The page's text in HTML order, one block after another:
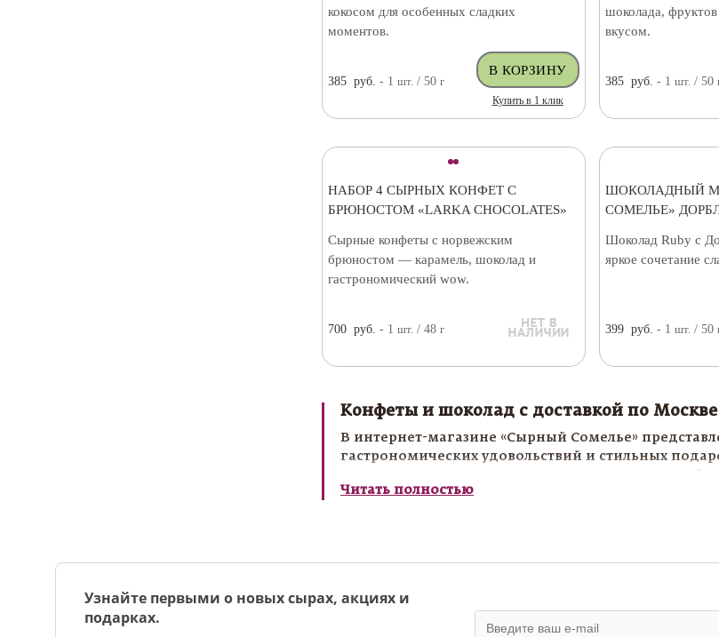
кокосом для особенных сладких
моментов.
385 руб. - 1 шт./ 50 г
Купить в 1 клик
шоколада,
вкусом.
385 руб. - 1 шт./ 50
НАБОР 4 СЫРНЫХ КОНФЕТ С
БРЮНОСТОМ «LARKA CHOCOLATES»
Сырные конфеты с норвежским
брюностом — карамель, шоколад и
гастрономический wow.
700 руб. - 1 шт./ 48 г
ШОКОЛАДНЫЙ
СОМЕЛЬЕ»
Шоколад Ruby с
яркое сочетание
399 руб. - 1 шт./ 50
Конфеты и шоколад с доставкой по Москве
В интернет-магазине «Сырный Сомелье»
гастрономических удовольствий и стильных
изысканные сладости, которые прекрасно
дополнения к сырным наборам и
Сомелье».
Читать полностью
Узнайте первыми о новых сырах, акциях и
подарках.